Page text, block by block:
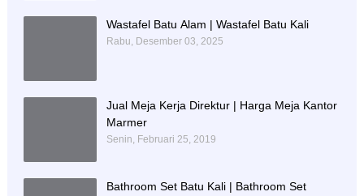
Wastafel Batu Alam | Wastafel Batu Kali
Rabu, Desember 03, 2025
Jual Meja Kerja Direktur | Harga Meja Kantor
Marmer
Senin, Februari 25, 2019
Bathroom Set Batu Kali | Bathroom Set